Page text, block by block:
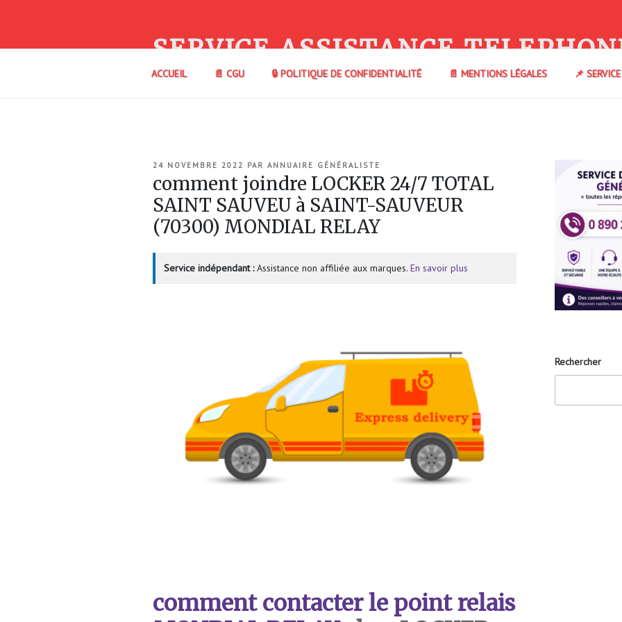
SERVICE ASSISTANCE
ACCUEIL 📄 CGU 🔒 POLITIQUE DE CONFIDENTIALITÉ 📄 MENTIONS LÉGALES 📌
PUBLIÉ
24 NOVEMBRE 2022 PAR ANNUAIRE GÉNÉRALISTE
comment joindre LOCKER 24/7 TOTAL
SAINT SAUVEU à SAINT-SAUVEUR
(70300) MONDIAL RELAY
Service indépendant :Assistance non affiliée aux marques. En savoir plus
comment contacter le point relais
Rechercher